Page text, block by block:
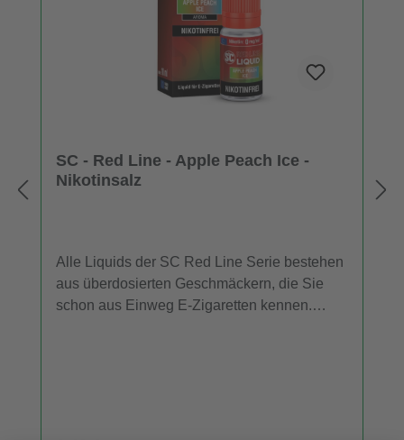
SC - Red Line - Apple Peach Ice -
Nikotinsalz
Alle Liquids der SC Red Line Serie bestehen
aus überdosierten Geschmäckern, die Sie
schon aus Einweg E-Zigaretten kennen.